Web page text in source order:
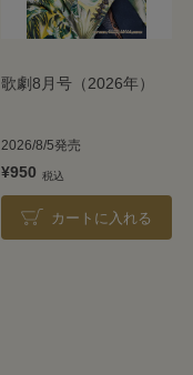
歌劇8月号（2026年）
2026/8/5発売
¥950
カートに入れる